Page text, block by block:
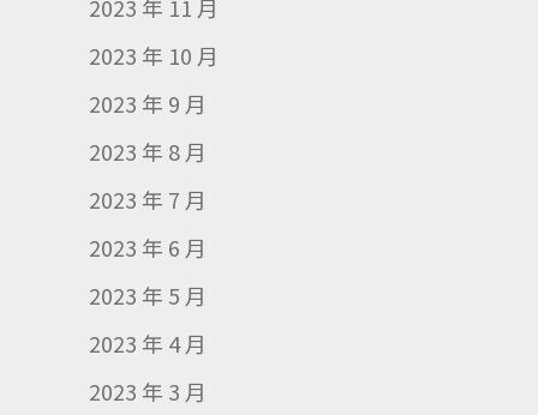
2023 年 11 月
2023 年 10 月
2023 年 9 月
2023 年 8 月
2023 年 7 月
2023 年 6 月
2023 年 5 月
2023 年 4 月
2023 年 3 月